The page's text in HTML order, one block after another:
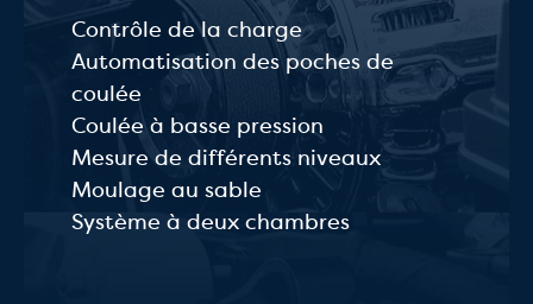
Contrôle de la charge
Automatisation des poches de
coulée
Coulée à basse pression
Mesure de différents niveaux
Moulage au sable
Système à deux chambres